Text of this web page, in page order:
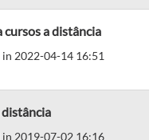
cursos a distância
2022-04-14 16:51
2019-07-02 16:16